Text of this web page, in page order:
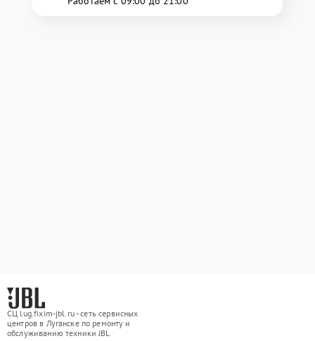
СЦ lug.fixim-jbl.ru - сеть сервисных
центров в Луганске по ремонту и
обслуживанию техники JBL